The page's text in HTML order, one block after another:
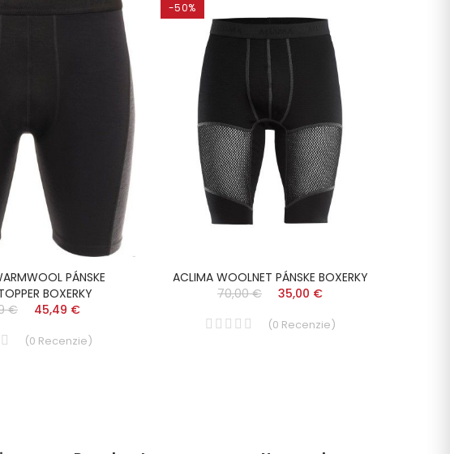
PÁNSKE
BOXERKY
€
45,49 €
(0 Recenzie)
-50%
ACLIMA WOOLNET PÁNSKE BOXERKY
70,00 €
35,00 €
(0 Recenzie)